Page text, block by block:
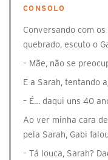
CONSOLO
Conversando com
quebrado, escuto o
– Mãe, não se
E a Sarah, tentando
– É… daqui uns 40
Ao ver minha cara
pela Sarah, Gabi
– Tá louca, Sarah?